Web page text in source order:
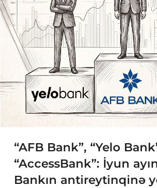
“AFB Bank”, “Yelo
“AccessBank”: İyun
Bankın antireytinqinə